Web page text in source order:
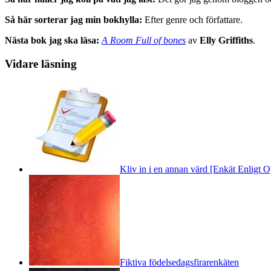
Så här sorterar jag min bokhylla: Efter genre och författare.
Nästa bok jag ska läsa: A Room Full of bones av Elly Griffiths.
Vidare läsning
Kliv in i en annan värd [Enkät Enligt
Fiktiva födelsedagsfirarenkäten